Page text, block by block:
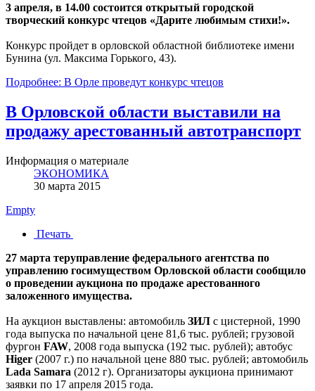
3 апреля, в 14.00 состоится открытый городской
творческий конкурс чтецов «Дарите любимым стихи!».
Конкурс пройдет в орловской областной библиотеке имени
Бунина (ул. Максима Горького, 43).
Подробнее: В Орле проведут конкурс чтецов
В Орловской области выставили на
продажу арестованный автотранспорт
Информация о материале
ЭКОНОМИКА
30 марта 2015
Empty
Печать
27 марта теруправление федерального агентства по
управлению госимуществом Орловской области сообщило
о проведении аукциона по продаже арестованного
заложенного имущества.
На аукцион выставлены: автомобиль ЗИЛ с цистерной, 1990
года выпуска по начальной цене 81,6 тыс. рублей; грузовой
фургон FAW, 2008 года выпуска (192 тыс. рублей); автобус
Higer (2007 г.) по начальной цене 880 тыс. рублей; автомобиль
Lada Samara (2012 г). Организаторы аукциона принимают
заявки по 17 апреля 2015 года.